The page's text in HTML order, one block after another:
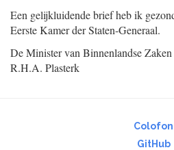
Een gelijkluidende brief heb ik
Eerste Kamer der Staten-Generaal.
De Minister van Binnenlandse
R.H.A. Plasterk
Colofon
GitHub